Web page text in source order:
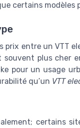
certains modèles
prix entre un VTT
plus cher
pour un usage
qu’un VTT
certains